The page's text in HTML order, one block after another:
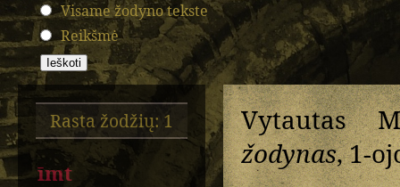
Visame žodyno tekste
Reikšmė
Rasta žodžių: 1
īmt
Vytautas
žodynas, 1-